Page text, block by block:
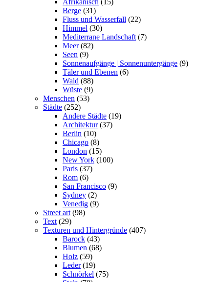
Afrikanisch (15)
Berge (31)
Fluss und Wasserfall (22)
Himmel (30)
Mediterrane Landschaft (7)
Meer (82)
Seen (9)
Sonnenaufgänge | Sonnenuntergänge (9)
Täler und Ebenen (6)
Wald (88)
Wüste (9)
Menschen (53)
Städte (252)
Andere Städte (19)
Architektur (37)
Berlin (10)
Chicago (8)
London (15)
New York (100)
Paris (37)
Rom (6)
San Francisco (9)
Sydney (2)
Venedig (9)
Street art (98)
Text (29)
Texturen und Hintergründe (407)
Barock (43)
Blumen (68)
Holz (59)
Leder (19)
Schnörkel (75)